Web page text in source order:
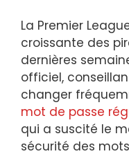
La Premier
croissante des
dernières
officiel,
changer
mot de passe
qui a suscité le
sécurité des